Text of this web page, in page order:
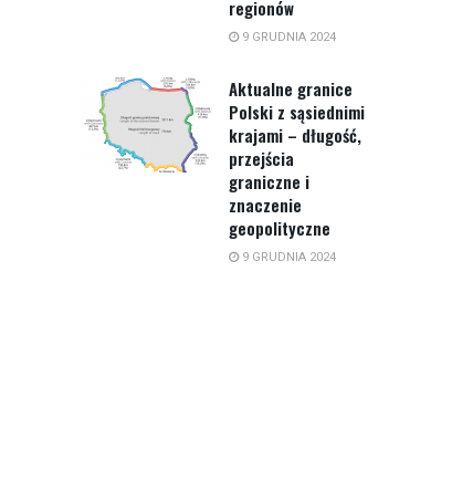
regionów
9 GRUDNIA 2024
Aktualne granice
Polski z sąsiednimi
krajami – długość,
przejścia
graniczne i
znaczenie
geopolityczne
9 GRUDNIA 2024